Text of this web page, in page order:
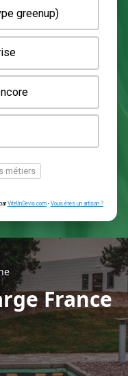
triphasé (22kW)
(7kW)
(type greenup)
prise
pas encore
des métiers
proposé parViteUnDevis.com-Vous
France